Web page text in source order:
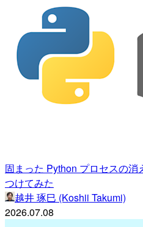
固まった Python プロセスの
つけてみた
越井 琢巳 (Koshii Takumi)
2026.07.08